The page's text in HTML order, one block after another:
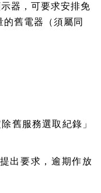
器，可要求安排免
舊電器（須屬同
舊服務選取紀錄」
出要求，逾期作放